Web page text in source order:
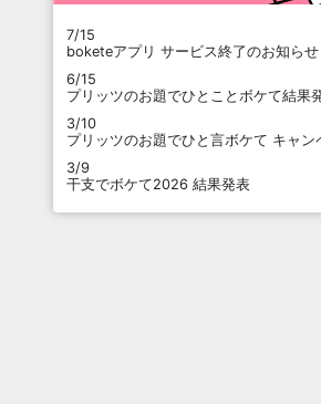
7/15
boketeアプリ サービス終了のお知らせ
6/15
プリッツのお題でひとことボケて結果
3/10
プリッツのお題でひと言ボケて キャン
3/9
干支でボケて2026 結果発表